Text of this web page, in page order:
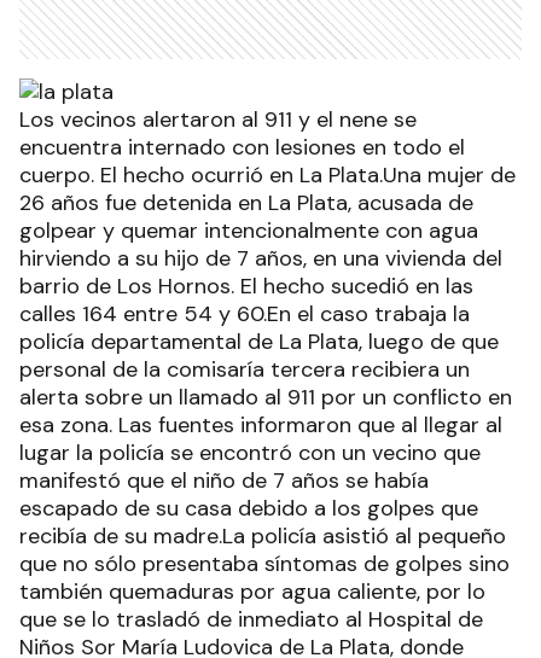
Los vecinos alertaron al 911 y el nene se
encuentra internado con lesiones en todo el
cuerpo. El hecho ocurrió en La Plata.Una mujer de
26 años fue detenida en La Plata, acusada de
golpear y quemar intencionalmente con agua
hirviendo a su hijo de 7 años, en una vivienda del
barrio de Los Hornos. El hecho sucedió en las
calles 164 entre 54 y 60.En el caso trabaja la
policía departamental de La Plata, luego de que
personal de la comisaría tercera recibiera un
alerta sobre un llamado al 911 por un conflicto en
esa zona. Las fuentes informaron que al llegar al
lugar la policía se encontró con un vecino que
manifestó que el niño de 7 años se había
escapado de su casa debido a los golpes que
recibía de su madre.La policía asistió al pequeño
que no sólo presentaba síntomas de golpes sino
también quemaduras por agua caliente, por lo
que se lo trasladó de inmediato al Hospital de
Niños Sor María Ludovica de La Plata, donde